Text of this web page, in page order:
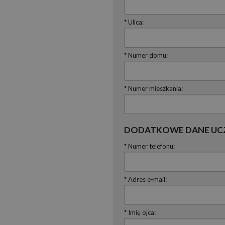
* Ulica:
* Numer domu:
* Numer mieszkania:
DODATKOWE DANE
* Numer telefonu:
* Adres e-mail:
* Imię ojca: